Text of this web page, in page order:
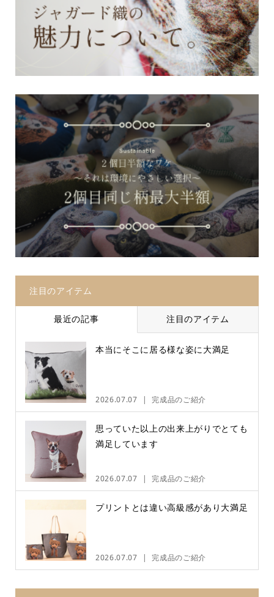
注目のアイテム
最近の記事 注目のアイテム
本当にそこに居る様な姿に大満足
2026.07.07 完成品のご紹介
思っていた以上の出来上がりでとても
満足しています
2026.07.07 完成品のご紹介
プリントとは違い高級感があり大満足
2026.07.07 完成品のご紹介